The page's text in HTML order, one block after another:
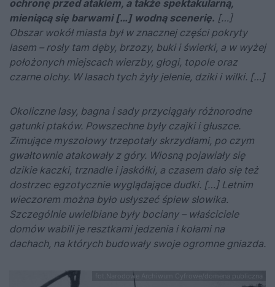
ochronę przed atakiem, a także spektakularną,
mieniącą się barwami […] wodną scenerię. […]
Obszar wokół miasta był w znacznej części pokryty
lasem – rosły tam dęby, brzozy, buki i świerki, a w wyżej
położonych miejscach wierzby, głogi, topole oraz
czarne olchy. W lasach tych żyły jelenie, dziki i wilki. […]
Okoliczne lasy, bagna i sady przyciągały różnorodne
gatunki ptaków. Powszechne były czajki i głuszce.
Zimujące myszołowy trzepotały skrzydłami, po czym
gwałtownie atakowały z góry. Wiosną pojawiały się
dzikie kaczki, trznadle i jaskółki, a czasem dało się też
dostrzec egzotycznie wyglądające dudki. […] Letnim
wieczorem można było usłyszeć śpiew słowika.
Szczególnie uwielbiane były bociany – właściciele
domów wabili je resztkami jedzenia i kołami na
dachach, na których budowały swoje ogromne gniazda.
fot.Narodowe Archiwum Cyfrowe/domena publiczna